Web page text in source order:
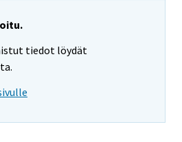
tiedot löydät